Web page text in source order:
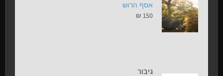
אסף הרוש
₪ 150
גיבור